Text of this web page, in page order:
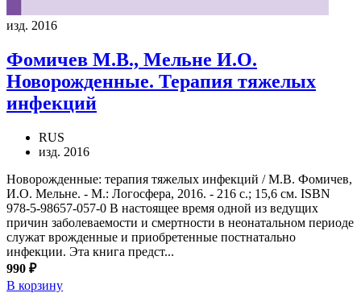
изд. 2016
Фомичев М.В., Мельне И.О.
Новорожденные. Терапия тяжелых
инфекций
RUS
изд. 2016
Новорожденные: терапия тяжелых инфекций / М.В. Фомичев,
И.О. Мельне. - М.: Логосфера, 2016. - 216 с.; 15,6 см. ISBN
978-5-98657-057-0 В настоящее время одной из ведущих
причин заболеваемости и смертности в неонатальном периоде
служат врожденные и приобретенные постнатально
инфекции. Эта книга предст...
990 ₽
В корзину